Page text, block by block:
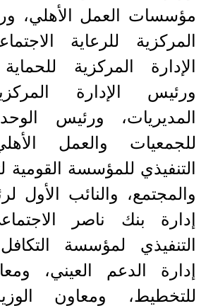
مؤسسات العمل الأهلي،
المركزية للرعاية
الإدارة المركزية للحماية
ورئيس الإدارة
المديريات، ورئيس
للجمعيات والعمل
التنفيذي للمؤسسة القومية
والمجتمع، والنائب
إدارة بنك ناصر
التنفيذي لمؤسسة
إدارة الدعم العيني،
للتخطيط، ومعاون